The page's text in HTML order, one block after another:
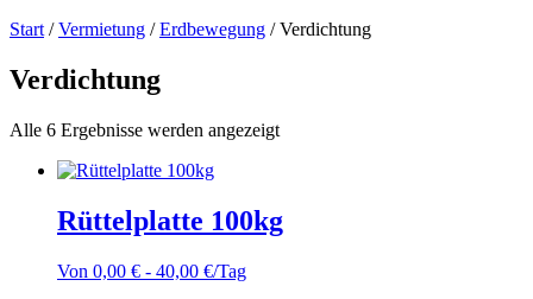
Start /Vermietung /Erdbewegung / Verdichtung
Verdichtung
Alle 6 Ergebnisse werden angezeigt
Rüttelplatte 100kg
Von 0,00 € - 40,00 €/Tag